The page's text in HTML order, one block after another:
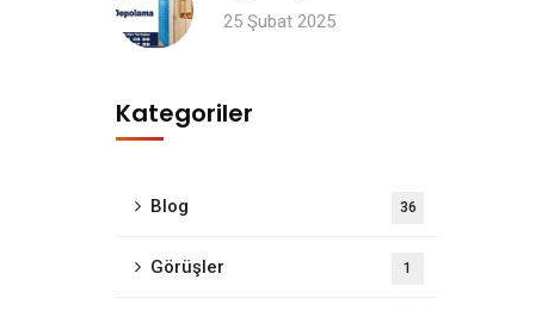
25 Şubat 2025
Kategoriler
Blog 36
Görüşler 1